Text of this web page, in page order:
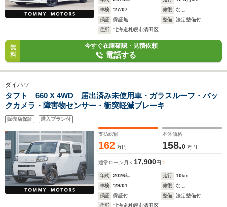
車検
'27/07 修復
なし
保証
保証無 整備
法定整備付
住所
北海道札幌市清田区
無
料
今すぐ在庫確認・見積依頼
電話する
ダイハツ
タフト 660 X 4WD 届出済み未使用車・ガラスルーフ・バッ
クカメラ・障害物センサー・衝突軽減ブレーキ
販売店保証 購入プラン付
支払総額
162 万円
本体価格
158.0 万円
通常ローン 月々 17,900円
年式 2026年 走行 10km
車検
'29/01 修復
なし
保証
保証付 整備
法定整備付
住所
北海道札幌市清田区